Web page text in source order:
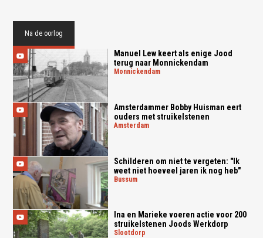
Na de oorlog
Manuel Lew keert als enige Jood
terug naar Monnickendam
monnickendam
Amsterdammer Bobby Huisman eert
ouders met struikelstenen
amsterdam
Schilderen om niet te vergeten: "Ik
weet niet hoeveel jaren ik nog heb"
bussum
Ina en Marieke voeren actie voor 200
struikelstenen Joods Werkdorp
slootdorp